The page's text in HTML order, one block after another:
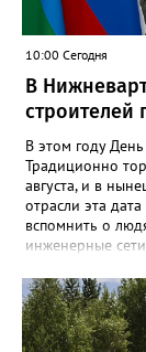
10:00 Сегодня
В
строителей
В этом году
Традиционно
августа, и в
отрасли эта
вспомнить о
инженерные
города
организации,
коммунального